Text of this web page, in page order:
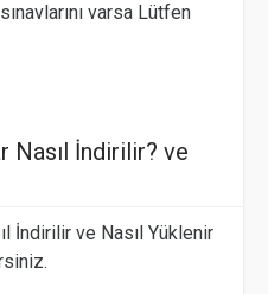
varsa Lütfen
Nasıl İndirilir? ve
İndirilir ve Nasıl Yüklenir